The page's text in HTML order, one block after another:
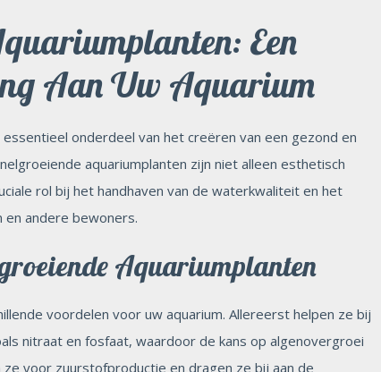
Een
Aan Uw Aquarium
onderdeel van het creëren van een gezond en
aquariumplanten zijn niet alleen esthetisch
rol bij het handhaven van de waterkwaliteit en het
en andere bewoners.
Aquariumplanten
voordelen voor uw aquarium. Allereerst helpen ze bij
nitraat en fosfaat, waardoor de kans op algenovergroei
voor zuurstofproductie en dragen ze bij aan de